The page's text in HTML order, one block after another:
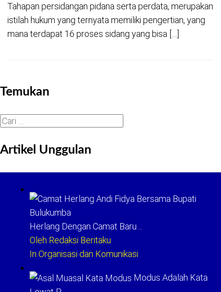
Tahapan persidangan pidana serta perdata, merupakan
istilah hukum yang ternyata memiliki pengertian, yang
mana terdapat 16 proses sidang yang bisa […]
Temukan
Cari
Artikel Unggulan
Herlang Dengan Camat Baru…
Oleh Redaksi Beritaku
In Organisasi dan Komunikasi
Modus Adalah Kata